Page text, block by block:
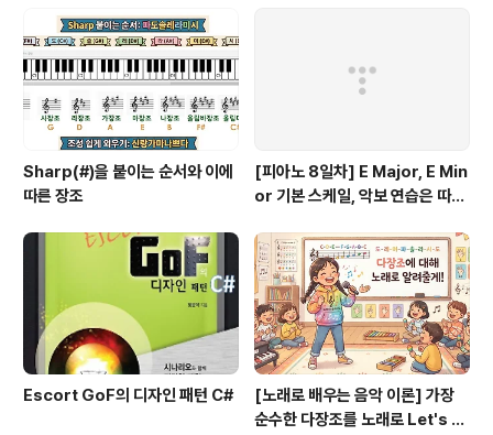
Sharp(#)을 붙이는 순서와 이에
따른 장조
[피아노 8일차] E Major, E Min
or 기본 스케일, 악보 연습은 따라
Escort GoF의 디자인 패턴 C#
[노래로 배우는 음악 이론] 가장
순수한 다장조를 노래로 Let's G